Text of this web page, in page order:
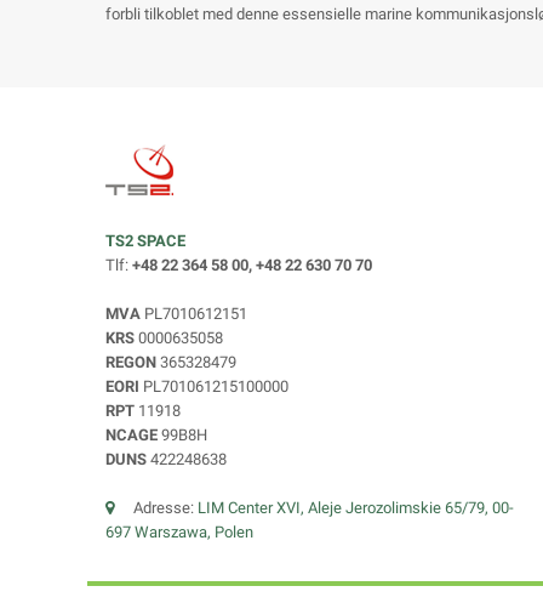
forbli tilkoblet med denne essensielle marine
TS2 SPACE
Tlf: +48 22 364 58 00, +48 22 630 70 70
MVA PL7010612151
KRS 0000635058
REGON 365328479
EORI PL701061215100000
RPT 11918
NCAGE 99B8H
DUNS 422248638
Adresse: LIM Center XVI, Aleje Jerozolimskie 65/79, 00-
697 Warszawa, Polen